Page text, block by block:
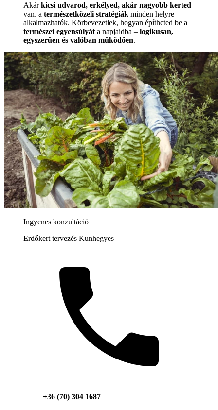
Akárkicsi udvarod, erkélyed, akár nagyobb kerted
van, a természetközeli stratégiák minden helyre
alkalmazhatók. Körbevezetlek, hogyan építheted be a
természet egyensúlyát a napjaidba – logikusan,
egyszerűen és valóban működően.
Ingyenes konzultáció
Erdőkert tervezés Kunhegyes
+36 (70) 304 1687